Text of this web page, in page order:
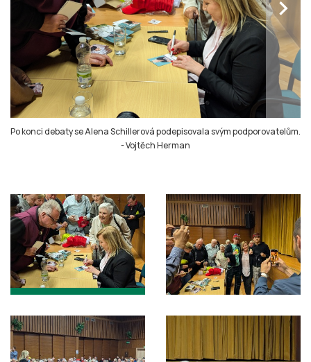
chevron_right
Po konci debaty se Alena Schillerová podepisovala svým podporovatelům.
-Vojtěch Herman